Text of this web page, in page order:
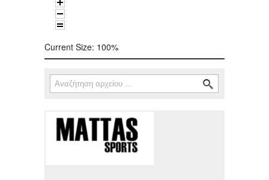
Current Size: 100%
Φόρμα αναζήτησης
Αναζήτηση